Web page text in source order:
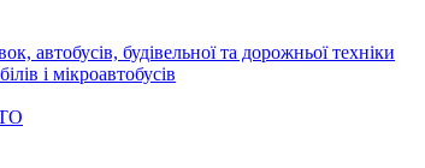
автобусів, будівельної та дорожньої техніки
і мікроавтобусів